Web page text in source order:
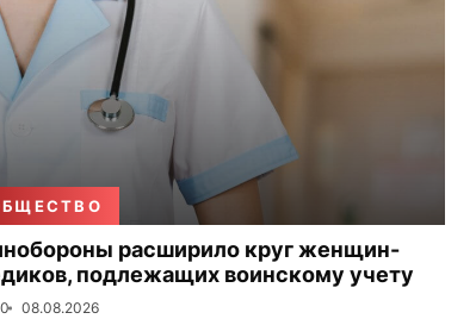
расширило круг женщин-
подлежащих воинскому учету
08.08.2026